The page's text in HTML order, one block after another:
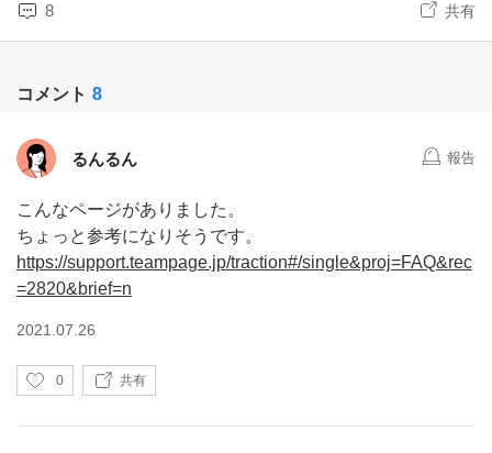
8 共有
コメント 8
るんるん 報告
こんなページがありました。
ちょっと参考になりそうです。
https://support.teampage.jp/traction#/single&proj=FAQ&rec
=2820&brief=n
2021.07.26
い
0 共有